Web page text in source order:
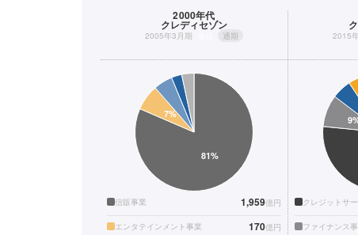
2000年代
クレディセゾン
2005年3月期 通期
信販事業 1,959億円
エンタテインメント事業 170億円
2015
クレジットサ
ファイナンス